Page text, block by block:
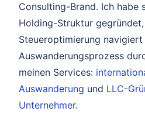
Consulting-Brand. Ich habe
Holding-Struktur
Steueroptimierung
Auswanderungsprozess
meinen Services:
Auswanderung und LLC-
Unternehmer.